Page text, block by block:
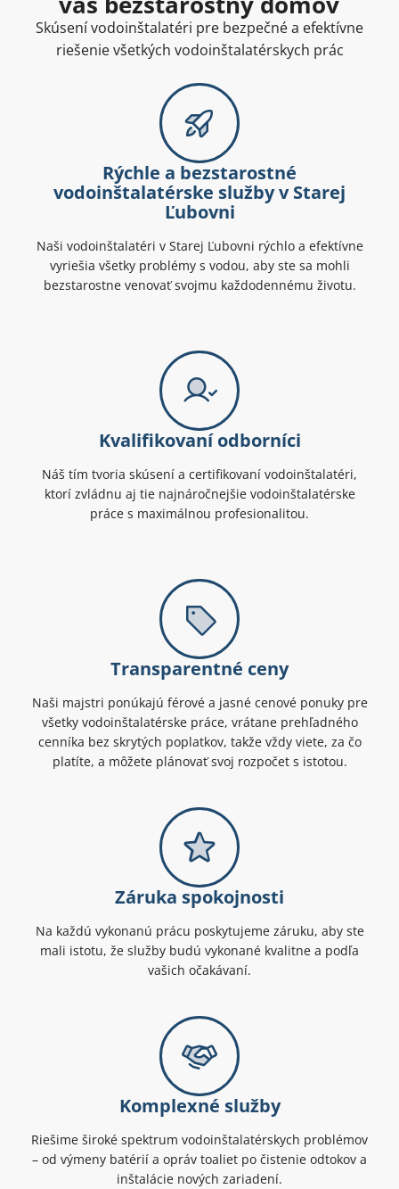
Skúsení vodoinštalatéri pre bezpečné a efektívne
riešenie všetkých vodoinštalatérskych prác
Rýchle a bezstarostné
vodoinštalatérske služby v Starej
Ľubovni
Naši vodoinštalatéri v Starej Ľubovni rýchlo a efektívne
vyriešia všetky problémy s vodou, aby ste sa mohli
bezstarostne venovať svojmu každodennému životu.
Kvalifikovaní odborníci
Náš tím tvoria skúsení a certifikovaní vodoinštalatéri,
ktorí zvládnu aj tie najnáročnejšie vodoinštalatérske
práce s maximálnou profesionalitou.
Transparentné ceny
Naši majstri ponúkajú férové a jasné cenové ponuky pre
všetky vodoinštalatérske práce, vrátane prehľadného
cenníka bez skrytých poplatkov, takže vždy viete, za čo
platíte, a môžete plánovať svoj rozpočet s istotou.
Záruka spokojnosti
Na každú vykonanú prácu poskytujeme záruku, aby ste
mali istotu, že služby budú vykonané kvalitne a podľa
vašich očakávaní.
Komplexné služby
Riešime široké spektrum vodoinštalatérskych problémov
– od výmeny batérií a opráv toaliet po čistenie odtokov a
inštalácie nových zariadení.